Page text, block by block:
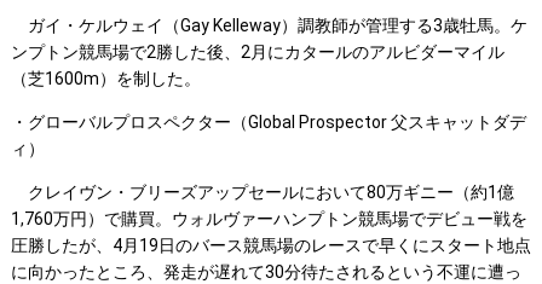
ガイ・ケルウェイ（Gay Kelleway）調教師が管理する3歳牡馬。ケ
ンプトン競馬場で2勝した後、2月にカタールのアルビダーマイル
（芝1600m）を制した。
・グローバルプロスペクター（Global Prospector 父スキャットダデ
ィ）
クレイヴン・ブリーズアップセールにおいて80万ギニー（約1億
1,760万円）で購買。ウォルヴァーハンプトン競馬場でデビュー戦を
圧勝したが、4月19日のバース競馬場のレースで早くにスタート地点
に向かったところ、発走が遅れて30分待たされるという不運に遭っ